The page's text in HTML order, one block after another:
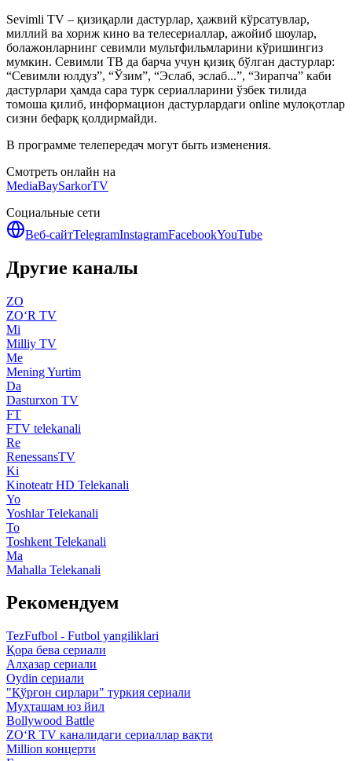
Sevimli TV – қизиқарли дастурлар, ҳажвий кўрсатувлар,
миллий ва хориж кино ва телесериаллар, ажойиб шоулар,
болажонларнинг севимли мультфильмларини кўришингиз
мумкин. Севимли ТВ да барча учун қизиқ бўлган дастурлар:
“Севимли юлдуз”, “Ўзим”, “Эслаб, эслаб...”, “Зирапча” каби
дастурлари ҳамда сара турк сериалларини ўзбек тилида
томоша қилиб, информацион дастурлардаги online мулоқотлар
сизни бефарқ қолдирмайди.
В программе телепередач могут быть изменения.
Смотреть онлайн на
MediaBaySarkorTV
Социальные сети
Веб-сайтTelegramInstagramFacebookYouTube
Другие каналы
ZO
ZO‘R TV
Mi
Milliy TV
Me
Mening Yurtim
Da
Dasturxon TV
FT
FTV telekanali
Re
RenessansTV
Ki
Kinoteatr HD Telekanali
Yo
Yoshlar Telekanali
To
Toshkent Telekanali
Ma
Mahalla Telekanali
Рекомендуем
TezFufbol - Futbol yangiliklari
Қора бева сериали
Алҳазар сериали
Oydin сериали
"Қўрғон сирлари" туркия сериали
Муҳташам юз йил
Bollywood Battle
ZO‘R TV каналидаги сериаллар вақти
Million концерти